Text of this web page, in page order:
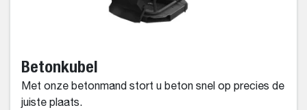
Betonkubel
Met onze betonmand stort u beton snel op precies de
juiste plaats.